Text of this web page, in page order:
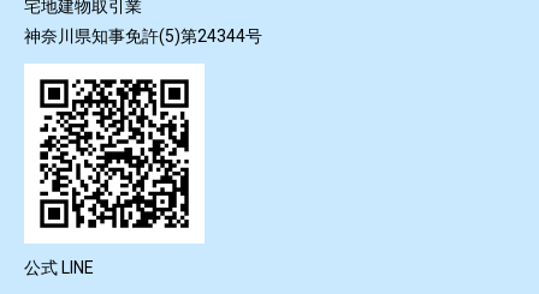
宅地建物取引業
神奈川県知事免許(5)第24344号
公式 LINE